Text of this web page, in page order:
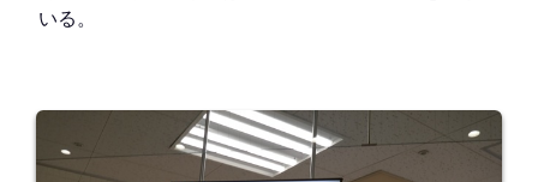
いる。